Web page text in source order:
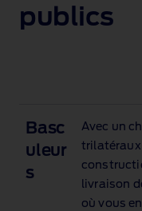
publics
Basc
uleur
s
Avec un
trilatéraux
livraison
où vous